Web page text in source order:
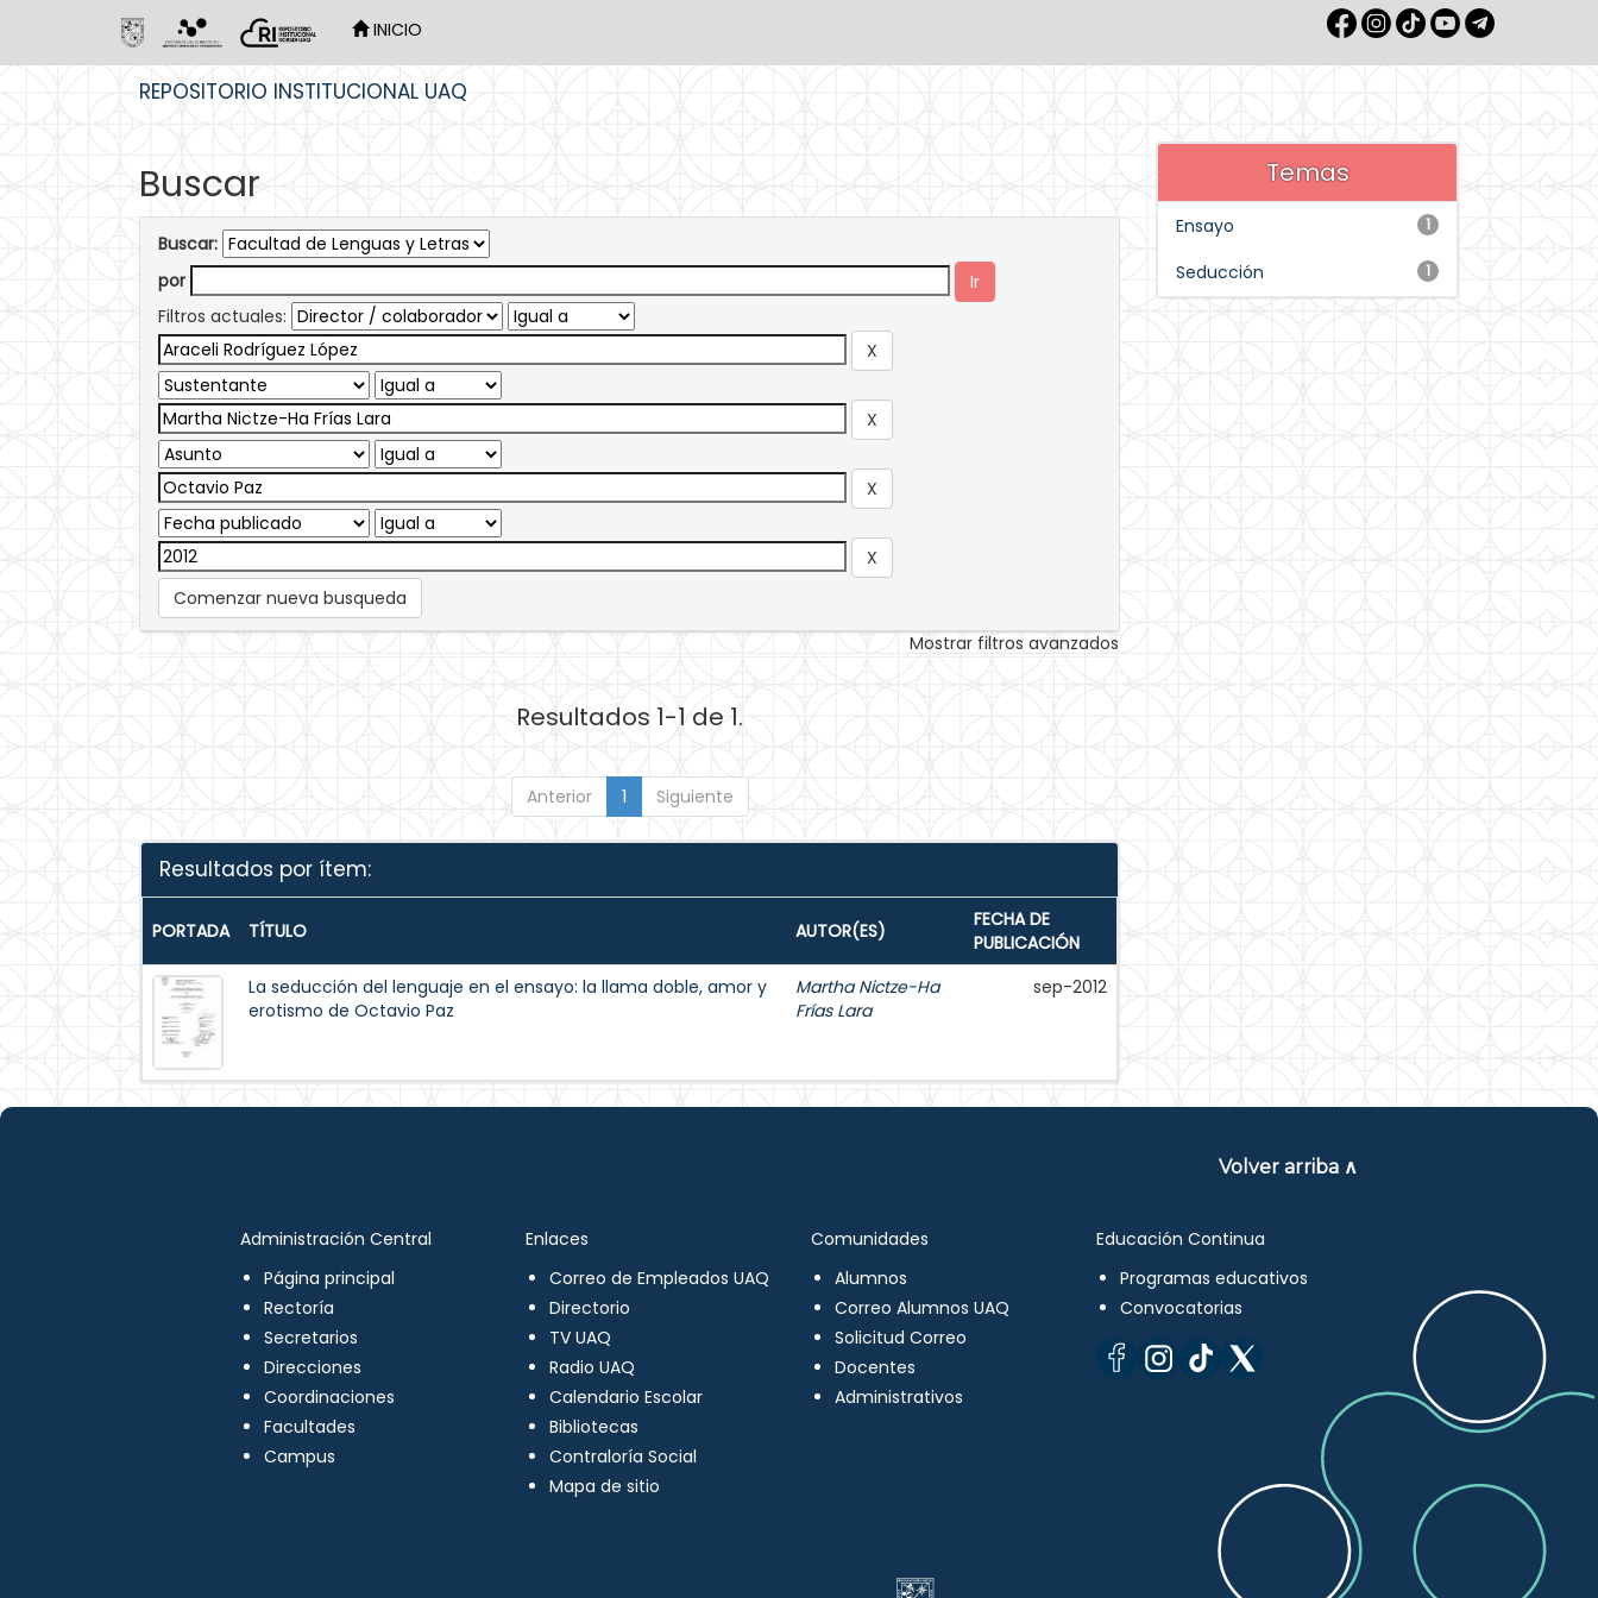
INICIO
REPOSITORIO INSTITUCIONAL UAQ
Buscar
Buscar:
por
Filtros actuales:
Comenzar nueva busqueda
Mostrar filtros avanzados
Resultados 1-1 de 1.
Anterior 1 Siguiente
Resultados por ítem:
PORTADA TÍTULO AUTOR(ES)
FECHA DE
PUBLICACIÓN
La seducción del lenguaje en el ensayo: la llama doble, amor y
erotismo de Octavio Paz
Martha Nictze-Ha
Frías Lara
sep-2012
Temas
1
Ensayo
1
Seducción
Volver arriba ∧
Administración Central
Página principal
Rectoría
Secretarios
Direcciones
Coordinaciones
Facultades
Campus
Enlaces
Correo de Empleados UAQ
Directorio
TV UAQ
Radio UAQ
Calendario Escolar
Bibliotecas
Contraloría Social
Mapa de sitio
Comunidades
Alumnos
Correo Alumnos UAQ
Solicitud Correo
Docentes
Administrativos
Educación Continua
Programas educativos
Convocatorias